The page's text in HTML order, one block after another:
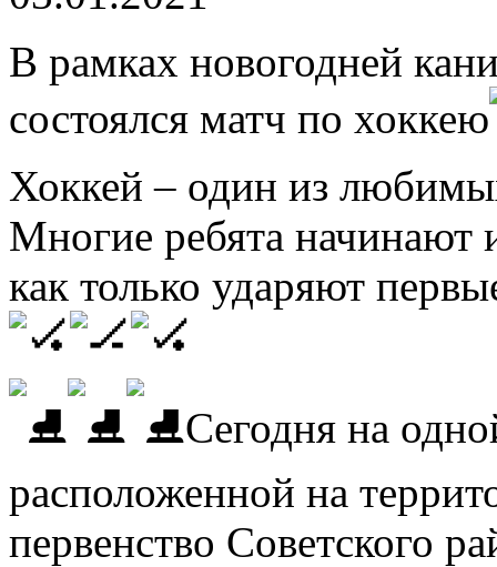
В рамках новогодней
состоялся матч по хоккею
Хоккей – один из
Многие ребята начинают
как только ударяют
Сегодня на
расположенной на
первенство Советского